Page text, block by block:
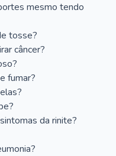
mesmo tendo
tosse?
câncer?
fumar?
da rinite?